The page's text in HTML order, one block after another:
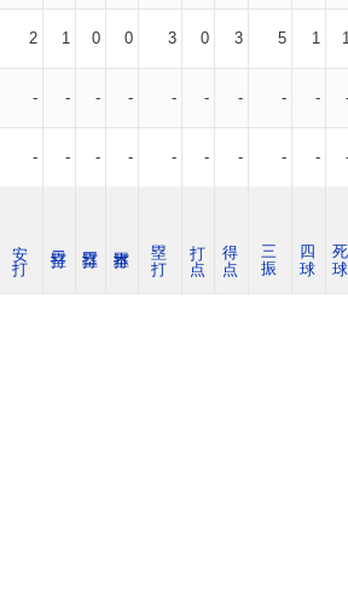
2 1 0 0 3 0 3 5 1
- - - - - - - - -
- - - - - - - - -